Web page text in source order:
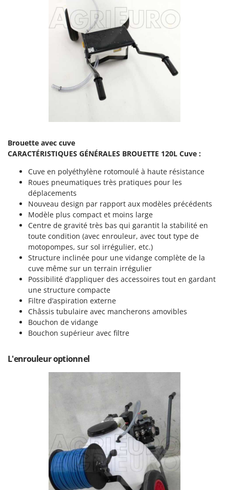
Ompagrill
Oriental Koshin
Palazzetti
Philips
Pramac
Prismafood
R.G.V.
Rato
Reber
Redback
Resto Italia
Ribimex
Ripartrak
Ritter
River Systems
Rossofuoco
Rover Pompe
Santos
Sbaraglia
Schnitzer
Brouette avec cuve
CARACTÉRISTIQUES GÉNÉRALES BROUETTE 120L Cuve :
Cuve en polyéthylène rotomoulé à haute résistance
Roues pneumatiques très pratiques pour les
déplacements
Nouveau design par rapport aux modèles précédents
Modèle plus compact et moins large
Centre de gravité très bas qui garantit la stabilité en
toute condition (avec enrouleur, avec tout type de
motopompes, sur sol irrégulier, etc.)
Structure inclinée pour une vidange complète de la
cuve même sur un terrain irrégulier
Possibilité d’appliquer des accessoires tout en gardant
une structure compacte
Filtre d’aspiration externe
Châssis tubulaire avec mancherons amovibles
Bouchon de vidange
Bouchon supérieur avec filtre
L'enrouleur optionnel